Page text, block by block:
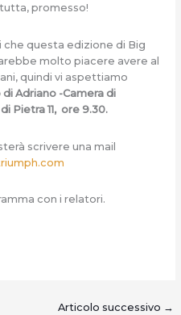
promesso!
che questa edizione di Big
molto piacere avere al
quindi vi aspettiamo
Adriano -Camera di
Pietra 11, ore 9.30.
scrivere una mail
con i relatori.
Articolo successivo →